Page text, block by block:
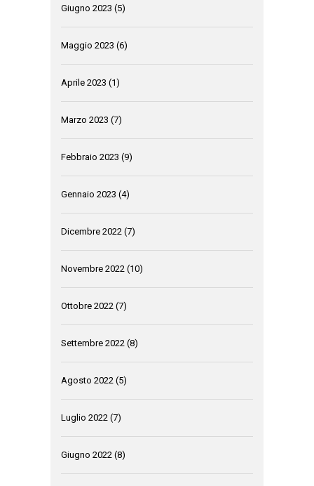
Giugno 2023 (5)
Maggio 2023 (6)
Aprile 2023 (1)
Marzo 2023 (7)
Febbraio 2023 (9)
Gennaio 2023 (4)
Dicembre 2022 (7)
Novembre 2022 (10)
Ottobre 2022 (7)
Settembre 2022 (8)
Agosto 2022 (5)
Luglio 2022 (7)
Giugno 2022 (8)